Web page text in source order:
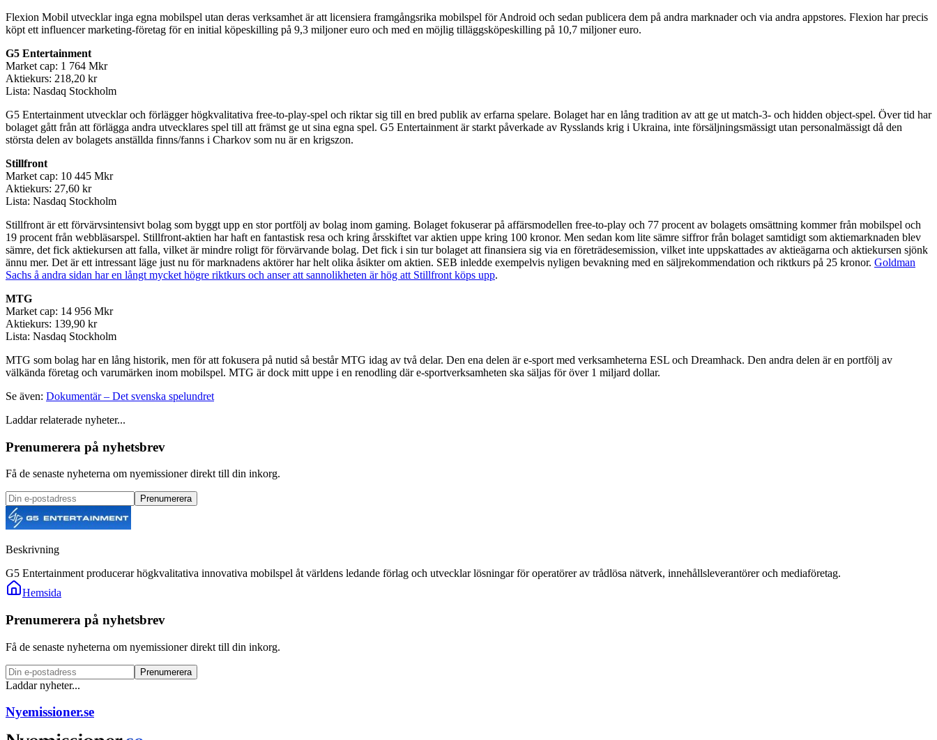
Flexion Mobil utvecklar inga egna mobilspel utan deras verksamhet är att licensiera framgångsrika mobilspel för Android och sedan publicera dem på andra marknader och via andra appstores. Flexion har precis
köpt ett influencer marketing-företag för en initial köpeskilling på 9,3 miljoner euro och med en möjlig tilläggsköpeskilling på 10,7 miljoner euro.
G5 Entertainment
Market cap: 1 764 Mkr
Aktiekurs: 218,20 kr
Lista: Nasdaq Stockholm
G5 Entertainment utvecklar och förlägger högkvalitativa free-to-play-spel och riktar sig till en bred publik av erfarna spelare. Bolaget har en lång tradition av att ge ut match-3- och hidden object-spel. Över tid har
bolaget gått från att förlägga andra utvecklares spel till att främst ge ut sina egna spel. G5 Entertainment är starkt påverkade av Rysslands krig i Ukraina, inte försäljningsmässigt utan personalmässigt då den
största delen av bolagets anställda finns/fanns i Charkov som nu är en krigszon.
Stillfront
Market cap: 10 445 Mkr
Aktiekurs: 27,60 kr
Lista: Nasdaq Stockholm
Stillfront är ett förvärvsintensivt bolag som byggt upp en stor portfölj av bolag inom gaming. Bolaget fokuserar på affärsmodellen free-to-play och 77 procent av bolagets omsättning kommer från mobilspel och
19 procent från webbläsarspel. Stillfront-aktien har haft en fantastisk resa och kring årsskiftet var aktien uppe kring 100 kronor. Men sedan kom lite sämre siffror från bolaget samtidigt som aktiemarknaden blev
sämre, det fick aktiekursen att falla, vilket är mindre roligt för förvärvande bolag. Det fick i sin tur bolaget att finansiera sig via en företrädesemission, vilket inte uppskattades av aktieägarna och aktiekursen sjönk
ännu mer. Det är ett intressant läge just nu för marknadens aktörer har helt olika åsikter om aktien. SEB inledde exempelvis nyligen bevakning med en säljrekommendation och riktkurs på 25 kronor. Goldman
Sachs å andra sidan har en långt mycket högre riktkurs och anser att sannolikheten är hög att Stillfront köps upp.
MTG
Market cap: 14 956 Mkr
Aktiekurs: 139,90 kr
Lista: Nasdaq Stockholm
MTG som bolag har en lång historik, men för att fokusera på nutid så består MTG idag av två delar. Den ena delen är e-sport med verksamheterna ESL och Dreamhack. Den andra delen är en portfölj av
välkända företag och varumärken inom mobilspel. MTG är dock mitt uppe i en renodling där e-sportverksamheten ska säljas för över 1 miljard dollar.
Se även: Dokumentär – Det svenska spelundret
Laddar relaterade nyheter...
Prenumerera på nyhetsbrev
Få de senaste nyheterna om nyemissioner direkt till din inkorg.
Prenumerera
Beskrivning
G5 Entertainment producerar högkvalitativa innovativa mobilspel åt världens ledande förlag och utvecklar lösningar för operatörer av trådlösa nätverk, innehållsleverantörer och mediaföretag.
Hemsida
Prenumerera på nyhetsbrev
Få de senaste nyheterna om nyemissioner direkt till din inkorg.
Prenumerera
Laddar nyheter...
Nyemissioner.se